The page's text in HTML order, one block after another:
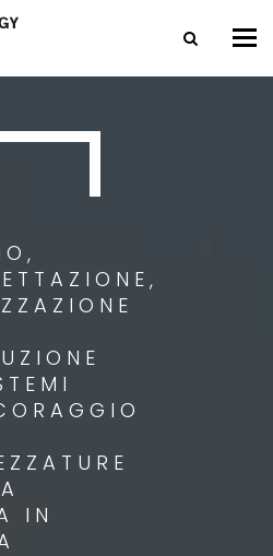
IN